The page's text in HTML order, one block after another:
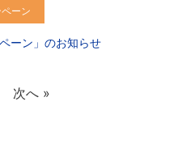
ーン
ーン」のお知らせ
次へ »